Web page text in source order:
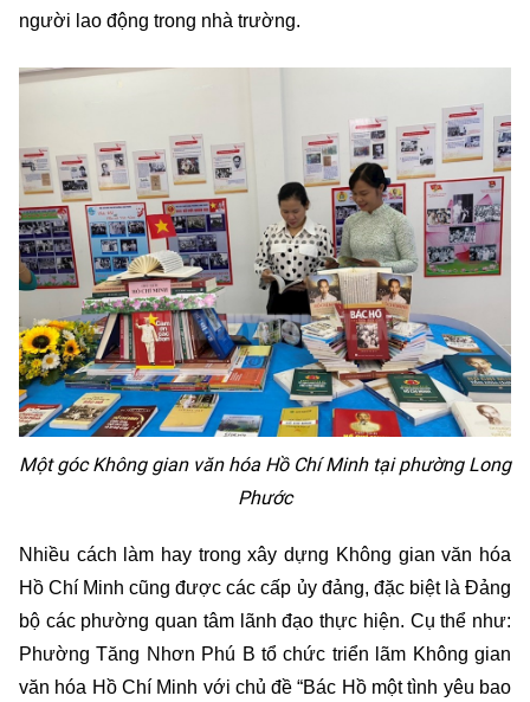
người lao động trong nhà trường.
Một góc Không gian văn hóa Hồ Chí Minh tại phường Long
Phước
Nhiều cách làm hay trong xây dựng Không gian văn hóa
Hồ Chí Minh cũng được các cấp ủy đảng, đặc biệt là Đảng
bộ các phường quan tâm lãnh đạo thực hiện. Cụ thể như:
Phường Tăng Nhơn Phú B tổ chức triển lãm Không gian
văn hóa Hồ Chí Minh với chủ đề “Bác Hồ một tình yêu bao